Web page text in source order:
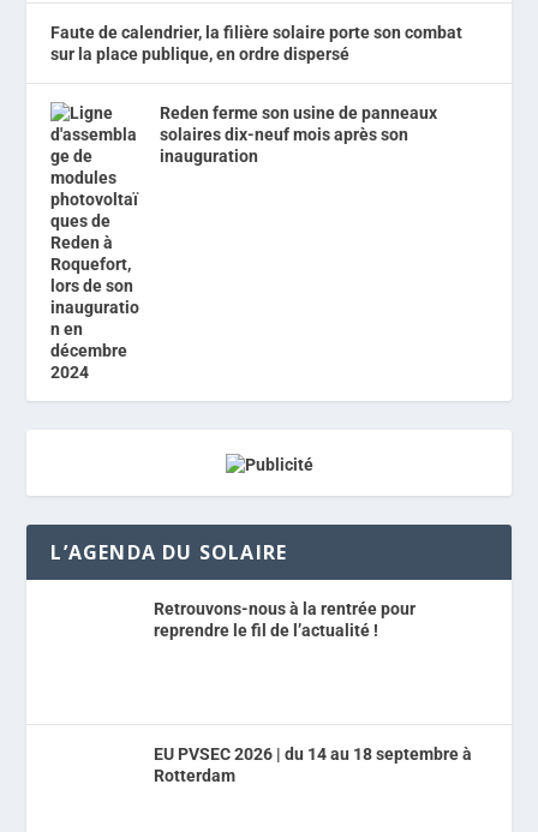
Faute de calendrier, la filière solaire porte son combat
sur la place publique, en ordre dispersé
Reden ferme son usine de panneaux
solaires dix-neuf mois après son
inauguration
L’AGENDA DU SOLAIRE
Retrouvons-nous à la rentrée pour
reprendre le fil de l’actualité !
EU PVSEC 2026 | du 14 au 18 septembre à
Rotterdam